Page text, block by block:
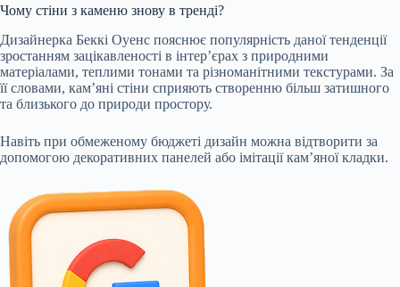
Чому стіни з каменю знову в тренді?
Дизайнерка Беккі Оуенс пояснює популярність даної тенденції
зростанням зацікавленості в інтер’єрах з природними
матеріалами, теплими тонами та різноманітними текстурами. За
її словами, кам’яні стіни сприяють створенню більш затишного
та близького до природи простору.
Навіть при обмеженому бюджеті дизайн можна відтворити за
допомогою декоративних панелей або імітації кам’яної кладки.